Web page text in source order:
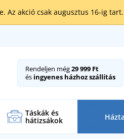
Az akció csak augusztus 16-ig tart.
Rendeljen még29 999 Ft
és ingyenes házhoz szállítás
Táskák és
hátizsákok